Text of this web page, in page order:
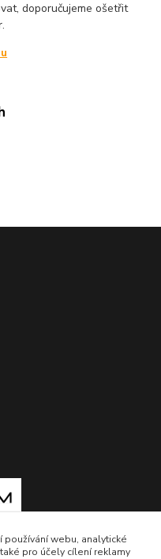
doporučujeme ošetřit
používání webu, analytické
pro účely cílení reklamy